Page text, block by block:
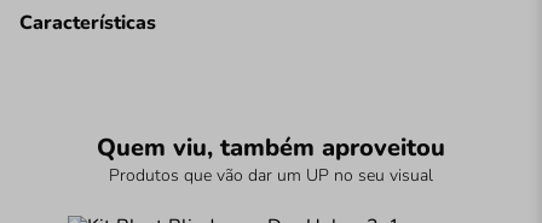
Características
Quem viu, também aproveitou
Produtos que vão dar um UP no seu visual